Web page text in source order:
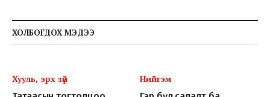
ХОЛБОГДОХ МЭДЭЭ
Хууль, эрх зүй
Нийгэм